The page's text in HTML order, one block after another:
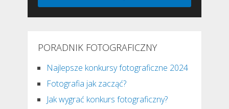
PORADNIK FOTOGRAFICZNY
Najlepsze konkursy fotograficzne 2024
Fotografia jak zacząć?
Jak wygrać konkurs fotograficzny?